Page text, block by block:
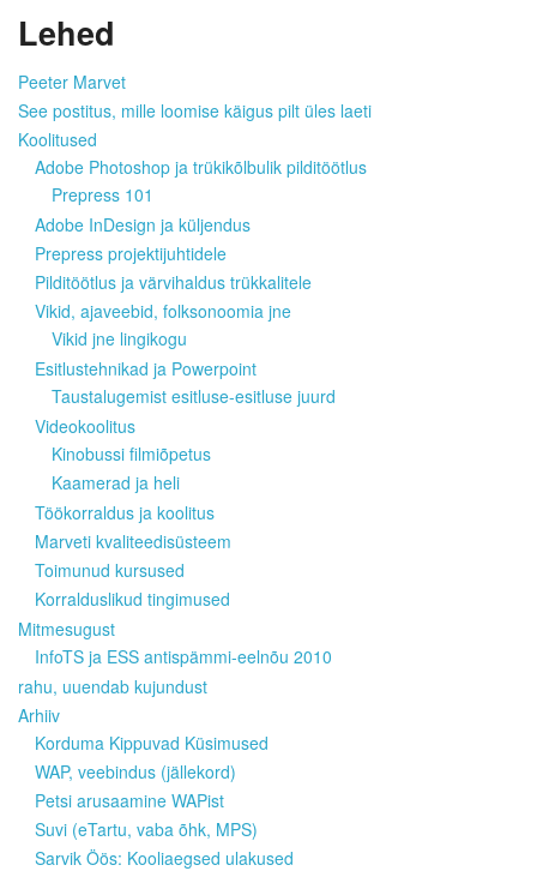
Lehed
Peeter Marvet
See postitus, mille loomise käigus pilt üles laeti
Koolitused
Adobe Photoshop ja trükikõlbulik pilditöötlus
Prepress 101
Adobe InDesign ja küljendus
Prepress projektijuhtidele
Pilditöötlus ja värvihaldus trükkalitele
Vikid, ajaveebid, folksonoomia jne
Vikid jne lingikogu
Esitlustehnikad ja Powerpoint
Taustalugemist esitluse-esitluse juurd
Videokoolitus
Kinobussi filmiõpetus
Kaamerad ja heli
Töökorraldus ja koolitus
Marveti kvaliteedisüsteem
Toimunud kursused
Korralduslikud tingimused
Mitmesugust
InfoTS ja ESS antispämmi-eelnõu 2010
rahu, uuendab kujundust
Arhiiv
Korduma Kippuvad Küsimused
WAP, veebindus (jällekord)
Petsi arusaamine WAPist
Suvi (eTartu, vaba õhk, MPS)
Sarvik Öös: Kooliaegsed ulakused